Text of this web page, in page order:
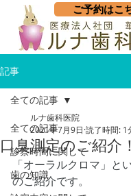
ご予約はこ
記事
全ての記事
診察時間に関して
歯の知識
全ての記事
口臭測定のご紹介！
ルナ歯科医院
2021年7月9日 読了時間: 1
「オーラルクロマ」と
のご紹介です。